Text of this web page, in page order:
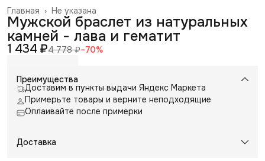
Не указана
Главная ›
Мужской браслет из натуральных
камней - лава и гематит
1 434 ₽4 778 ₽−70%
Преимущества
Доставим в пункты выдачи Яндекс Маркета
Примерьте товары и верните неподходящие
Оплаивайте после примерки
Доставка